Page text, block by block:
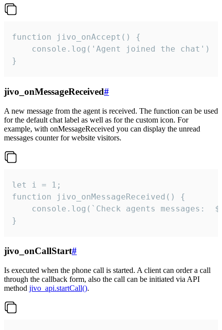
function jivo_onAccept() {
}
jivo_onMessageReceived#
A new message from the agent is received. The function can be used
for the default chat label as well as for the custom icon. For
example, with onMessageReceived you can display the unread
messages counter for website visitors.
let i = 1;
function jivo_onMessageReceived() {
}
jivo_onCallStart#
Is executed when the phone call is started. A client can order a call
through the callback form, also the call can be initiated via API
method jivo_api.startCall().